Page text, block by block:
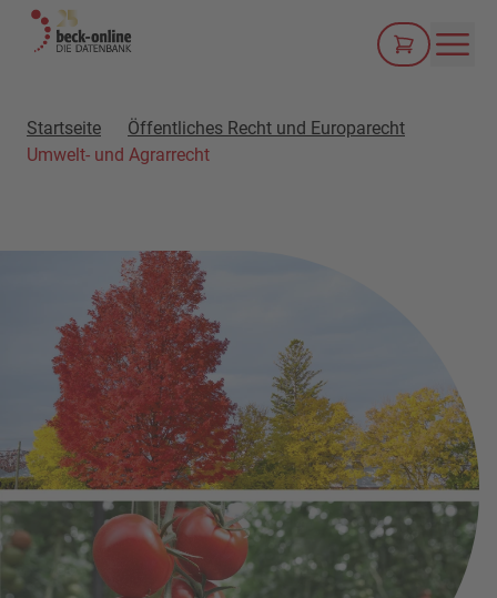
Startseite
Öffentliches Recht und Europarecht
Umwelt- und Agrarrecht